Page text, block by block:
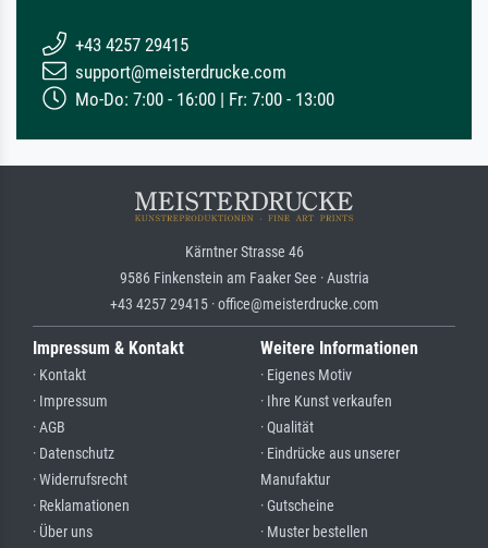
+43 4257 29415
support@meisterdrucke.com
Mo-Do: 7:00 - 16:00 | Fr: 7:00 - 13:00
Kärntner Strasse 46
9586 Finkenstein am Faaker See · Austria
+43 4257 29415 · office@meisterdrucke.com
Impressum & Kontakt
· Kontakt
· Impressum
· AGB
· Datenschutz
· Widerrufsrecht
· Reklamationen
· Über uns
Weitere Informationen
· Eigenes Motiv
· Ihre Kunst verkaufen
· Qualität
· Eindrücke aus unserer
Manufaktur
· Gutscheine
· Muster bestellen